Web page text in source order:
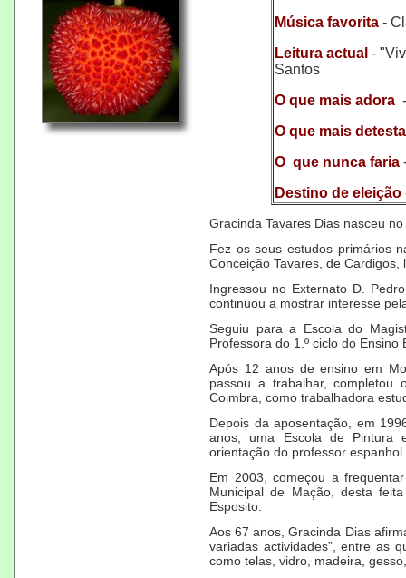
Música favorita-
Leitura actual -
Santos
O que mais adora-
O que mais
O que nunca faria
Destino de eleição
Gracinda Tavares Dias nasceu
Fez os seus estudos primários
Conceição Tavares, de
Ingressou no Externato D.
continuou a mostrar interesse
Seguiu para a Escola do
Professora do 1.º ciclo do Ensino
Após 12 anos de ensino em
passou a trabalhar,
Coimbra, como trabalhadora
Depois da aposentação, em
anos, uma Escola de Pintura
orientação do professor espanhol
Em 2003, começou a
Municipal de Mação, desta
Esposito.
Aos 67 anos, Gracinda Dias
variadas actividades”, entre as
como telas, vidro, madeira,